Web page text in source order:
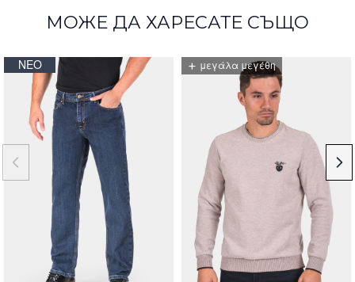
МОЖЕ ДА ХАРЕСАТЕ СЪЩО
ΝΈΟ + μεγάλα μεγέθη